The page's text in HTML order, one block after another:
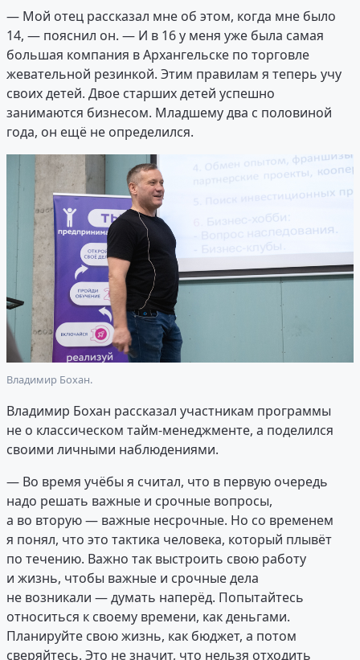
— Мой отец рассказал мне об этом, когда мне было
14, — пояснил он. — И в 16 у меня уже была самая
большая компания в Архангельске по торговле
жевательной резинкой. Этим правилам я теперь учу
своих детей. Двое старших детей успешно
занимаются бизнесом. Младшему два с половиной
года, он ещё не определился.
Владимир Бохан.
Владимир Бохан рассказал участникам программы
не о классическом тайм-менеджменте, а поделился
своими личными наблюдениями.
— Во время учёбы я считал, что в первую очередь
надо решать важные и срочные вопросы,
а во вторую — важные несрочные. Но со временем
я понял, что это тактика человека, который плывёт
по течению. Важно так выстроить свою работу
и жизнь, чтобы важные и срочные дела
не возникали — думать наперёд. Попытайтесь
относиться к своему времени, как деньгами.
Планируйте свою жизнь, как бюджет, а потом
сверяйтесь. Это не значит, что нельзя отходить